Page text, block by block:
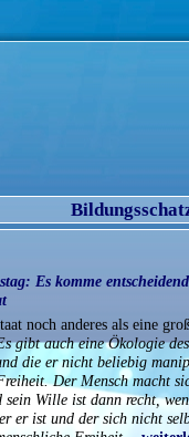
Es komme
noch anderes als eine
gibt auch eine Ökologie
die er nicht beliebig
Der Mensch macht
Wille ist dann recht,
er ist und der sich nicht